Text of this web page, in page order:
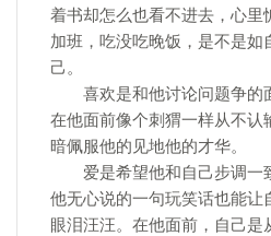
着书却怎么也看不进去，心里
加班，吃没吃晚饭，是不是如
己。
喜欢是和他讨论问题争的
在他面前像个刺猬一样从不认
暗佩服他的见地他的才华。
爱是希望他和自己步调一
他无心说的一句玩笑话也能让
眼泪汪汪。在他面前，自己是